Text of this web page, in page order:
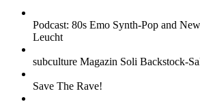
Podcast: 80s Emo Synth-Pop and
Leucht
subculture Magazin Soli Backstock-
Save The Rave!